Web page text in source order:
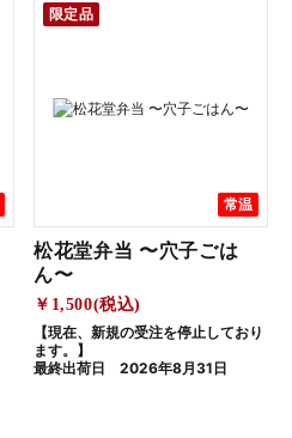
限定品
常温
松花堂弁当 〜穴子ごは
ん〜
￥1,500(税込)
【現在、新規の受注を停止しており
ます。】
最終出荷日 2026年8月31日